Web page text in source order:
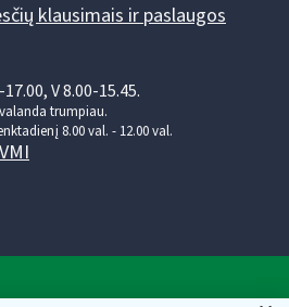
klausimais ir paslaugos
V 8.00-15.45.
trumpiau.
8.00 val. - 12.00 val.